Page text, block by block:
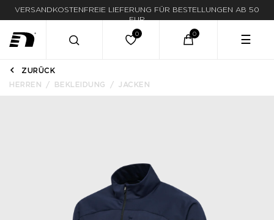
VERSANDKOSTENFREIE LIEFERUNG FÜR BESTELLUNGEN AB 50
EUR
LIEFERUNG IN 1-3 WERKTAGEN
☰
ZURÜCK
HERREN
BEKLEIDUNG JACKEN